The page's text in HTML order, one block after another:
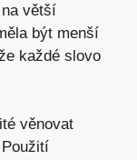
větší
být menší
každé slovo⁤
věnovat